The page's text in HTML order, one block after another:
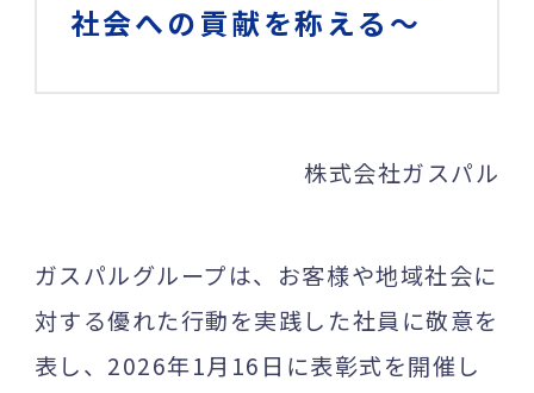
社会への貢献を称える～
株式会社ガスパル
ガスパルグループは、お客様や地域社会に
対する優れた行動を実践した社員に敬意を
表し、2026年1月16日に表彰式を開催し